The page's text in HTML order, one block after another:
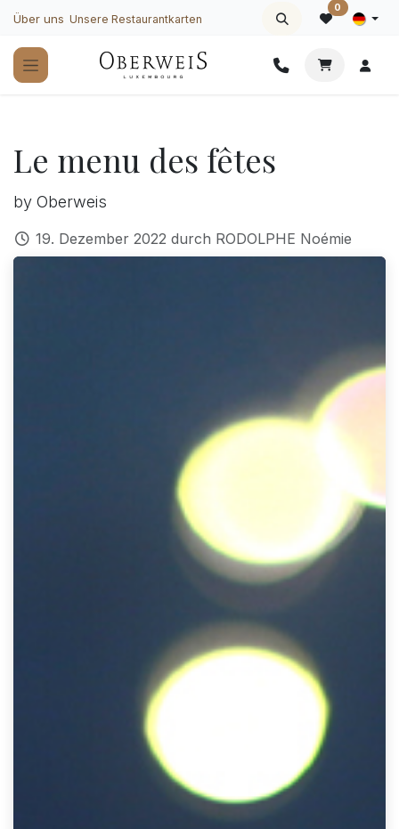
Zum Inhalt springen
Über uns Unsere Restaurantkarten
0
Le menu des fêtes
by Oberweis
19. Dezember 2022 durch RODOLPHE Noémie